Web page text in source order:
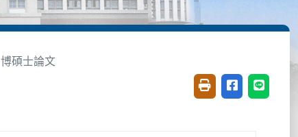
博碩士論文
友善列印(開新視窗)
分享至臉書(
分享至